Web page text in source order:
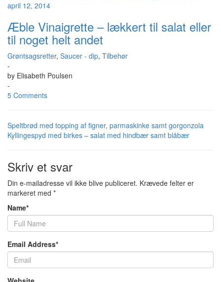
april 12, 2014
Æble Vinaigrette – lækkert til salat eller
til noget helt andet
Grøntsagsretter, Saucer - dip, Tilbehør
-
by Elisabeth Poulsen
-
5 Comments
Speltbrød med topping af figner, parmaskinke samt gorgonzola
Kyllingespyd med birkes – salat med hindbær samt blåbær
Skriv et svar
Din e-mailadresse vil ikke blive publiceret. Krævede felter er
markeret med *
Name*
Email Address*